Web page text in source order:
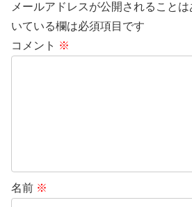
メールアドレスが公開されることは
いている欄は必須項目です
コメント ※
名前 ※